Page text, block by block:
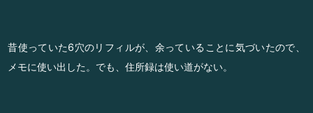
昔使っていた6穴のリフィルが、余っていることに気づいたので、
メモに使い出した。でも、住所録は使い道がない。